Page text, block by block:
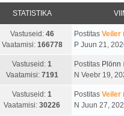
STATISTIKA
Vastuseid: 46
Vaatamisi: 166778
Postitas Veiler
P Juun 21,
Vastuseid: 1
Vaatamisi: 7191
Postitas Plönn
N Veebr 19,
Vastuseid: 1
Vaatamisi: 30226
Postitas Veiler
N Juun 27,